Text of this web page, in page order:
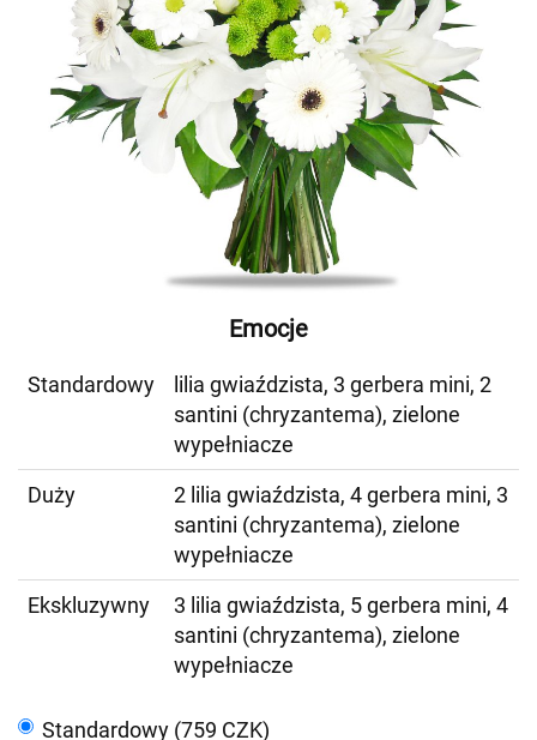
Emocje
Standardowy
lilia gwiaździsta, 3 gerbera mini, 2
santini (chryzantema), zielone
wypełniacze
Duży
2 lilia gwiaździsta, 4 gerbera mini, 3
santini (chryzantema), zielone
wypełniacze
Ekskluzywny
3 lilia gwiaździsta, 5 gerbera mini, 4
santini (chryzantema), zielone
wypełniacze
Standardowy (759 CZK)